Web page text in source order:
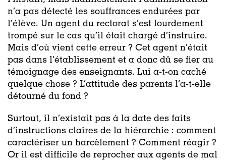
n’a pas détecté les souffrances endurées par
l’élève. Un agent du rectorat s’est lourdement
trompé sur le cas qu’il était chargé d’instruire.
Mais d’où vient cette erreur ? Cet agent n’était
pas dans l’établissement et a donc dû se fier au
témoignage des enseignants. Lui a-t-on caché
quelque chose ? L’attitude des parents l’a-t-elle
détourné du fond ?
Surtout, il n’existait pas à la date des faits
d’instructions claires de la hiérarchie : comment
caractériser un harcèlement ? Comment réagir ?
Or il est difficile de reprocher aux agents de mal